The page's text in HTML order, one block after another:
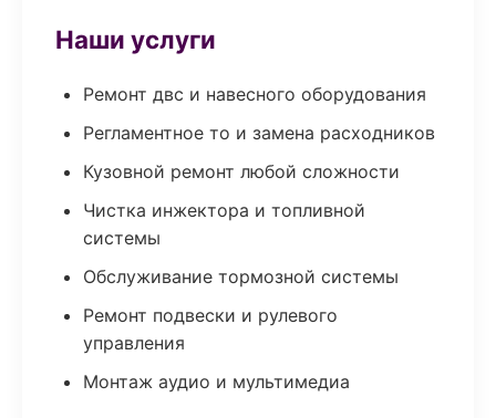
Наши услуги
Ремонт двс и навесного оборудования
Регламентное то и замена расходников
Кузовной ремонт любой сложности
Чистка инжектора и топливной
системы
Обслуживание тормозной системы
Ремонт подвески и рулевого
управления
Монтаж аудио и мультимедиа